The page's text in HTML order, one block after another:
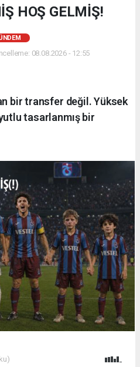
HOŞ GELMİŞ!
08.08.2026 - 12:55
bir transfer değil. Yüksek
tasarlanmış bir